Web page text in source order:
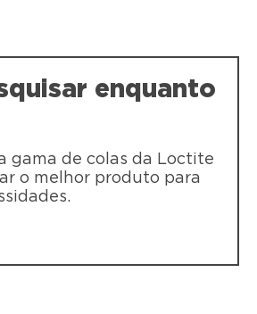
enquanto
gama de colas da Loctite
o melhor produto para